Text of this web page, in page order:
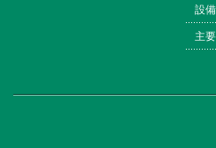
設
主